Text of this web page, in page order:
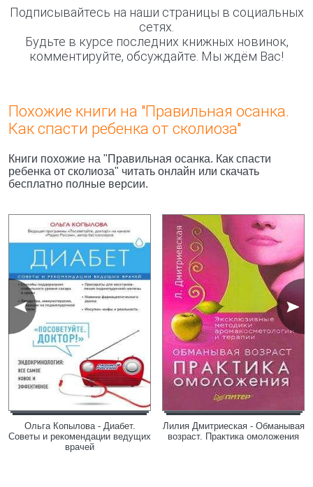
Подписывайтесь на наши страницы в социальных
сетях.
Будьте в курсе последних книжных новинок,
комментируйте, обсуждайте. Мы ждём Вас!
Похожие книги на "Правильная осанка.
Как спасти ребенка от сколиоза"
Книги похожие на "Правильная осанка. Как спасти
ребенка от сколиоза" читать онлайн или скачать
бесплатно полные версии.
Ольга Копылова - Диабет.
Советы и рекомендации ведущих
врачей
Лилия Дмитриеская - Обманывая
возраст. Практика омоложения